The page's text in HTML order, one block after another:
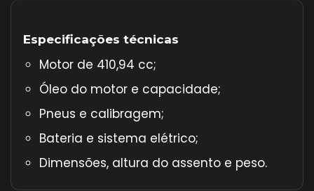
Especificações técnicas
Motor de 410,94 cc;
Óleo do motor e capacidade;
Pneus e calibragem;
Bateria e sistema elétrico;
Dimensões, altura do assento e peso.